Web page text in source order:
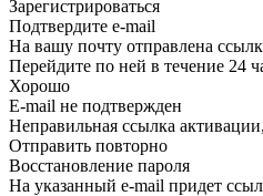
Зарегистрироваться
Подтвердите e-mail
На вашу почту отправлена
Перейдите по ней в течение 24
Хорошо
E-mail не подтвержден
Неправильная ссылка
Отправить повторно
Восстановление пароля
На указанный e-mail придет